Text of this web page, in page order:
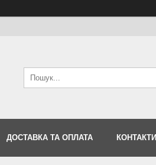
ДОСТАВКА ТА ОПЛАТА КОНТАКТИ